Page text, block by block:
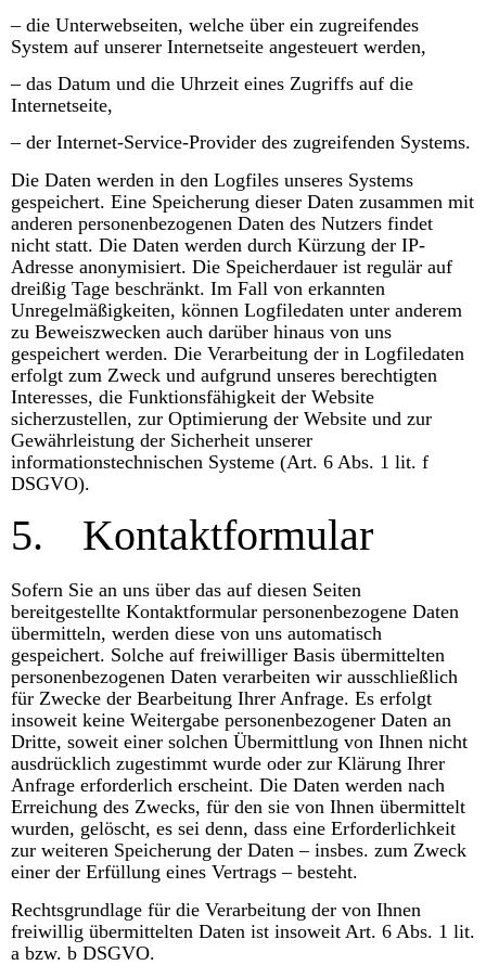
– die Unterwebseiten, welche über ein zugreifendes
System auf unserer Internetseite angesteuert werden,
– das Datum und die Uhrzeit eines Zugriffs auf die
Internetseite,
– der Internet-Service-Provider des zugreifenden Systems.
Die Daten werden in den Logfiles unseres Systems
gespeichert. Eine Speicherung dieser Daten zusammen mit
anderen personenbezogenen Daten des Nutzers findet
nicht statt. Die Daten werden durch Kürzung der IP-
Adresse anonymisiert. Die Speicherdauer ist regulär auf
dreißig Tage beschränkt. Im Fall von erkannten
Unregelmäßigkeiten, können Logfiledaten unter anderem
zu Beweiszwecken auch darüber hinaus von uns
gespeichert werden. Die Verarbeitung der in Logfiledaten
erfolgt zum Zweck und aufgrund unseres berechtigten
Interesses, die Funktionsfähigkeit der Website
sicherzustellen, zur Optimierung der Website und zur
Gewährleistung der Sicherheit unserer
informationstechnischen Systeme (Art. 6 Abs. 1 lit. f
DSGVO).
5. Kontaktformular
Sofern Sie an uns über das auf diesen Seiten
bereitgestellte Kontaktformular personenbezogene Daten
übermitteln, werden diese von uns automatisch
gespeichert. Solche auf freiwilliger Basis übermittelten
personenbezogenen Daten verarbeiten wir ausschließlich
für Zwecke der Bearbeitung Ihrer Anfrage. Es erfolgt
insoweit keine Weitergabe personenbezogener Daten an
Dritte, soweit einer solchen Übermittlung von Ihnen nicht
ausdrücklich zugestimmt wurde oder zur Klärung Ihrer
Anfrage erforderlich erscheint. Die Daten werden nach
Erreichung des Zwecks, für den sie von Ihnen übermittelt
wurden, gelöscht, es sei denn, dass eine Erforderlichkeit
zur weiteren Speicherung der Daten – insbes. zum Zweck
einer der Erfüllung eines Vertrags – besteht.
Rechtsgrundlage für die Verarbeitung der von Ihnen
freiwillig übermittelten Daten ist insoweit Art. 6 Abs. 1 lit.
a bzw. b DSGVO.